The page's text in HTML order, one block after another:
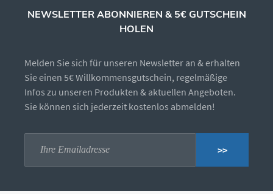
NEWSLETTER ABONNIEREN & 5€ GUTSCHEIN
HOLEN
Melden Sie sich für unseren Newsletter an & erhalten
Sie einen 5€ Willkommensgutschein, regelmäßige
Infos zu unseren Produkten & aktuellen Angeboten.
Sie können sich jederzeit kostenlos abmelden!
>>